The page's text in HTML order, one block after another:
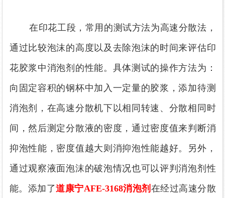
在印花工段，常用的测试方法为高速分散法，
通过比较泡沫的高度以及去除泡沫的时间来评估印
花胶浆中消泡剂的性能。具体测试的操作方法为：
向固定容积的钢杯中加入一定量的胶浆，添加待测
消泡剂，在高速分散机下以相同转速、分散相同时
间，然后测定分散液的密度，通过密度值来判断消
抑泡性能，密度值越大则消抑泡性能越好。另外，
通过观察液面泡沫的破泡情况也可以评判消泡剂性
能。 添加了道康宁AFE-3168消泡剂 在经过高速分散